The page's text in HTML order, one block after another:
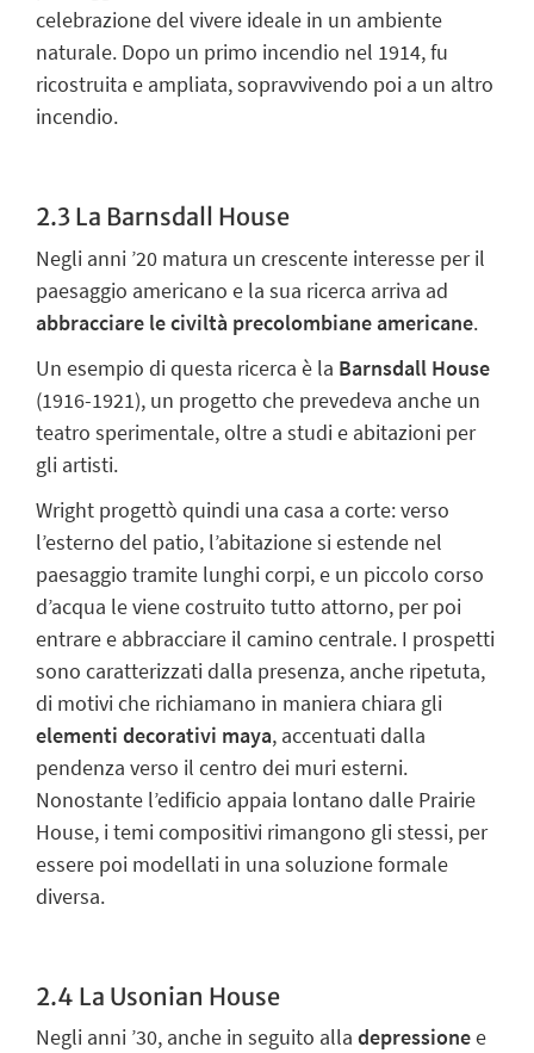
celebrazione del vivere ideale in un ambiente
naturale. Dopo un primo incendio nel 1914, fu
ricostruita e ampliata, sopravvivendo poi a un altro
incendio.
2.3 La Barnsdall House
Negli anni ’20 matura un crescente interesse per il
paesaggio americano e la sua ricerca arriva ad
abbracciare le civiltà precolombiane americane.
Un esempio di questa ricerca è la Barnsdall House
(1916-1921), un progetto che prevedeva anche un
teatro sperimentale, oltre a studi e abitazioni per
gli artisti.
Wright progettò quindi una casa a corte: verso
l’esterno del patio, l’abitazione si estende nel
paesaggio tramite lunghi corpi, e un piccolo corso
d’acqua le viene costruito tutto attorno, per poi
entrare e abbracciare il camino centrale. I prospetti
sono caratterizzati dalla presenza, anche ripetuta,
di motivi che richiamano in maniera chiara gli
elementi decorativi maya, accentuati dalla
pendenza verso il centro dei muri esterni.
Nonostante l’edificio appaia lontano dalle Prairie
House, i temi compositivi rimangono gli stessi, per
essere poi modellati in una soluzione formale
diversa.
2.4 La Usonian House
Negli anni ’30, anche in seguito alla depressionee